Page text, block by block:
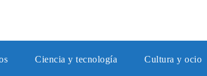
Ciencia y tecnología Cultura y ocio